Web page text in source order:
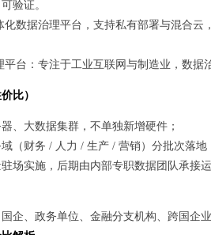
验证。
化数据治理平台，支持私有部署与混合
平台：专注于工业互联网与制造业，数
比）
、大数据集群，不单独新增硬件；
（财务 / 人力 / 生产 / 营销）分批次落
场实施，后期由内部专职数据团队承接
企、政务单位、金融分支机构、跨国企